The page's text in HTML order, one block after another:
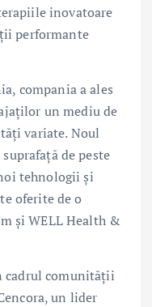
inovatoare
performante
compania a ales
un mediu de
variate. Noul
de peste
tehnologii și
oferite de o
și WELL Health &
cadrul comunității
un lider